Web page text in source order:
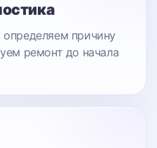
причину
ремонт до начала